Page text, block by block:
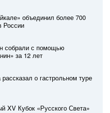
объединил более 700
России
собрали с помощью
за 12 лет
о гастрольном туре
XV Кубок «Русского Света»